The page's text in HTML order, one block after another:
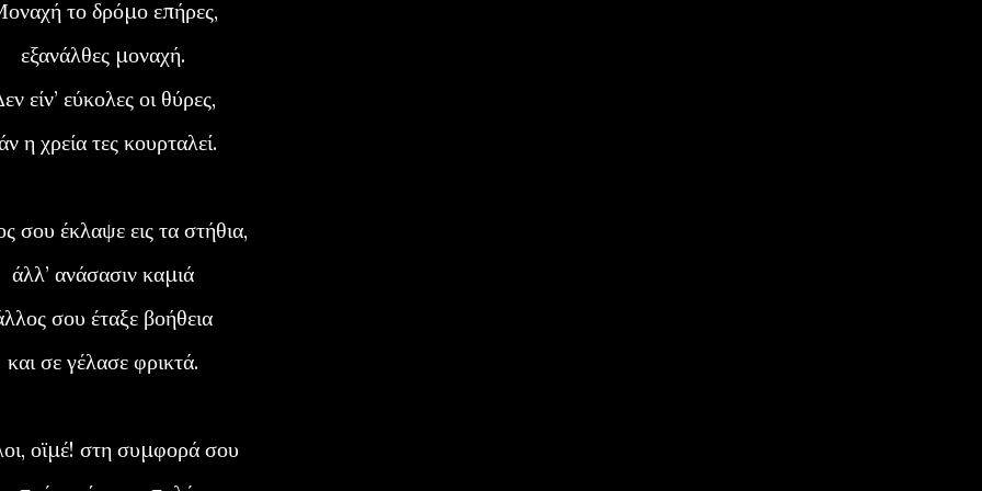
Μοναχή το δρόμο επήρες,
εξανάλθες μοναχή.
Δεν είν’ εύκολες οι θύρες,
η χρεία τες κουρταλεί.
σου έκλαψε εις τα στήθια,
άλλ’ ανάσασιν καμιά
άλλος σου έταξε βοήθεια
και σε γέλασε φρικτά.
οϊμέ! στη συμφορά σου